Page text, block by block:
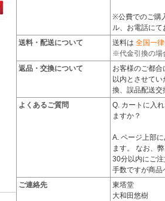
※公費でのご購
ル、お電話に
送料・配送について
送料は 全国一
※代金引換の場
返品・交換について
お客様のご都
以内とさせて
換、誤品配送交
よくあるご質問
Q. カートに入
ますか？
A. ページ上部
ます。 なお、
30分以内にご
手数ですが商品
ご連絡先
東塔堂
大和田悠樹